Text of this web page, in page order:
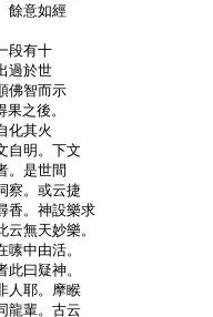
餘意如經
段有十
過於世
佛智而示
之後。
化其火
自明。下文
。是世間
察。或云捷
香。神設樂求
無天妙樂。
中由活。
曰疑神。
人耶。摩睺
龍輩。古云